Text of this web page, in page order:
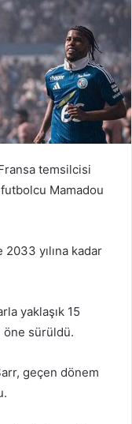
temsilcisi
futbolcu Mamadou
yılına kadar
yaklaşık 15
sürüldü.
geçen dönem